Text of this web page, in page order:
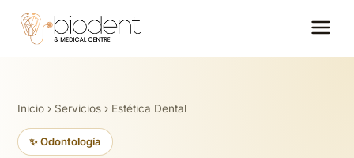
Inicio › Servicios › Estética Dental
✨ Odontología